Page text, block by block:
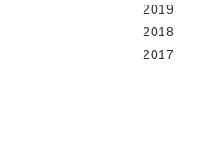
2019
2018
2017